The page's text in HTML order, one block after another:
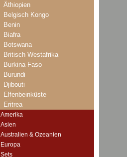
Äthiopien
Belgisch Kongo
Benin
Biafra
Botswana
Britisch Westafrika
Burkina Faso
Burundi
Djibouti
Elfenbeinküste
Eritrea
Französisch Äquatorial-Afrika
Französisch Somaliland
Französisch Westafrika
Gabun
Gambia
Amerika
Asien
Australien & Ozeanien
Europa
Sets